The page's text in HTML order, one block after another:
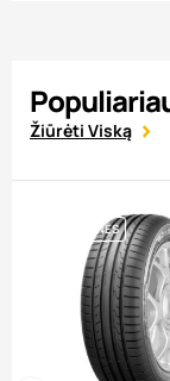
Žiūrėti Viską
VASARINĖS